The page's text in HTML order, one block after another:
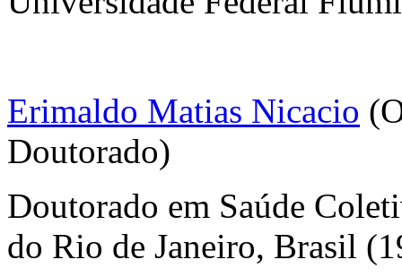
Erimaldo Matias Nicacio
Doutorado)
Doutorado em Saúde
do Rio de Janeiro, Brasil